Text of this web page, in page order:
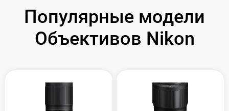
Популярные модели
Объективов Nikon